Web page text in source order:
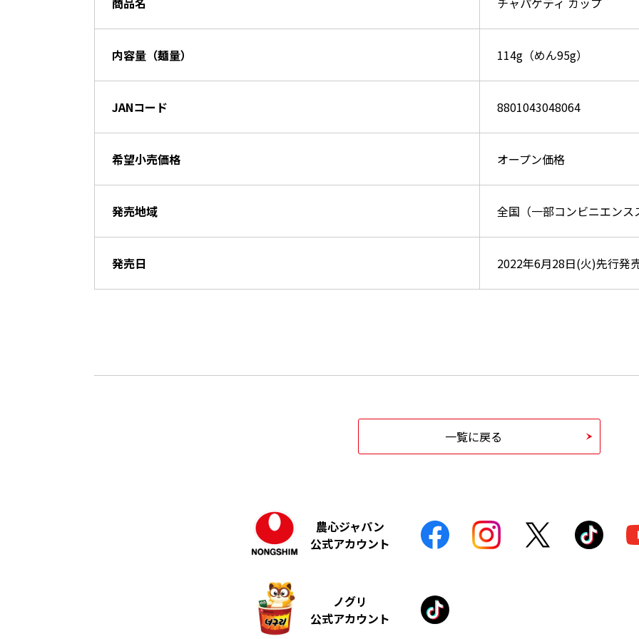
内容量（麺量） 114g（めん95g）
JANコード 8801043048064
希望小売価格 オープン価格
発売地域 全国（一部コンビニエンス
発売日 2022年6月28日(火)先行発
一覧に戻る
農心ジャパン
公式アカウント
ノグリ
公式アカウント